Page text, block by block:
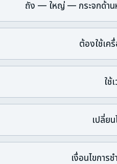
ถัง — ใหญ่ — กระจกด้าน
ต้องใช้เค
ใช้
เปลี่ย
เงื่อนไขการ